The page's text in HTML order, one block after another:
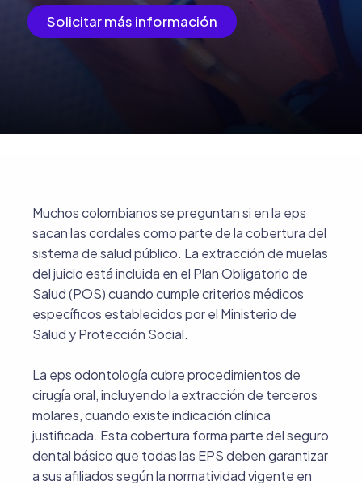
Solicitar más información
Muchos colombianos se preguntan si en la eps
sacan las cordales como parte de la cobertura del
sistema de salud público. La extracción de muelas
del juicio está incluida en el Plan Obligatorio de
Salud (POS) cuando cumple criterios médicos
específicos establecidos por el Ministerio de
Salud y Protección Social.
La eps odontología cubre procedimientos de
cirugía oral, incluyendo la extracción de terceros
molares, cuando existe indicación clínica
justificada. Esta cobertura forma parte del seguro
dental básico que todas las EPS deben garantizar
a sus afiliados según la normatividad vigente en